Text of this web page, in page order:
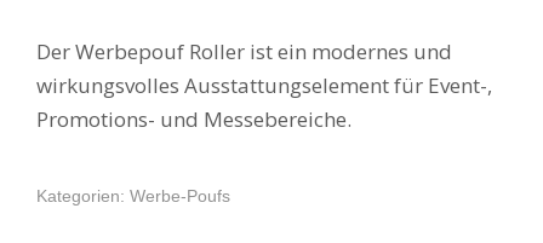
Der Werbepouf Roller ist ein modernes und
wirkungsvolles Ausstattungselement für Event-,
Promotions- und Messebereiche.
Kategorien: Werbe-Poufs